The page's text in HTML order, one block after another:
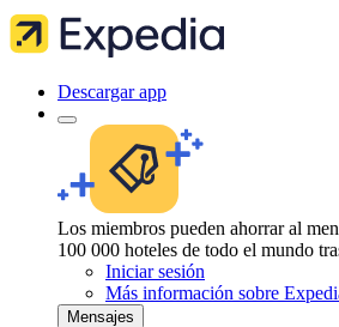
Descargar app
Los miembros pueden ahorrar al
100 000 hoteles de todo el mundo
Iniciar sesión
Más información sobre
Mensajes